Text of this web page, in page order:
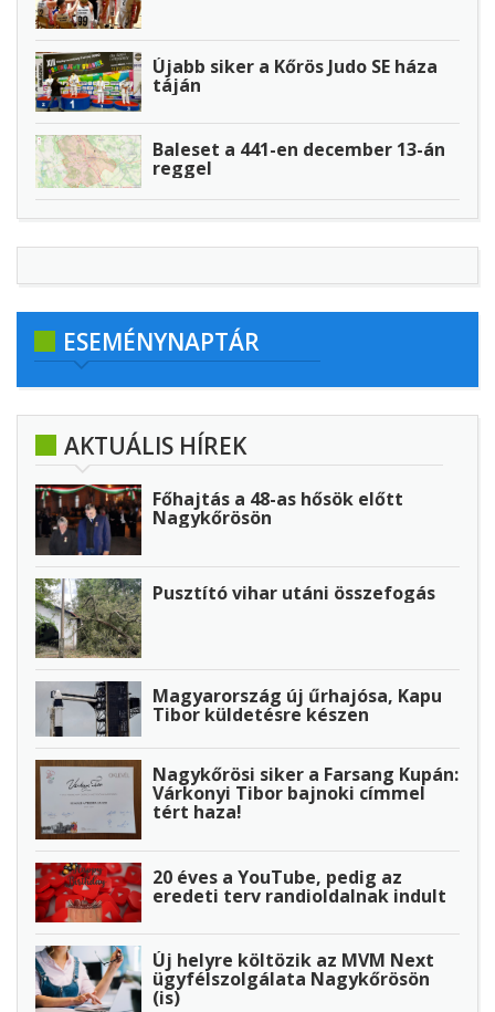
Újabb siker a Kőrös Judo SE háza
táján
Baleset a 441-en december 13-án
reggel
ESEMÉNYNAPTÁR
AKTUÁLIS HÍREK
Főhajtás a 48-as hősök előtt
Nagykőrösön
Pusztító vihar utáni összefogás
Magyarország új űrhajósa, Kapu
Tibor küldetésre készen
Nagykőrösi siker a Farsang Kupán:
Várkonyi Tibor bajnoki címmel
tért haza!
20 éves a YouTube, pedig az
eredeti terv randioldalnak indult
Új helyre költözik az MVM Next
ügyfélszolgálata Nagykőrösön
(is)